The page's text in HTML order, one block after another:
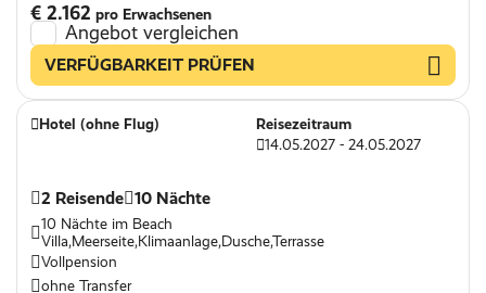
€ 2.162 pro Erwachsenen
Angebot vergleichen
VERFÜGBARKEIT PRÜFEN
Hotel (ohne Flug)
Reisezeitraum
14.05.2027 - 24.05.2027
2 Reisende 10 Nächte
10 Nächte im Beach
Villa,Meerseite,Klimaanlage,Dusche,Terrasse
Vollpension
ohne Transfer